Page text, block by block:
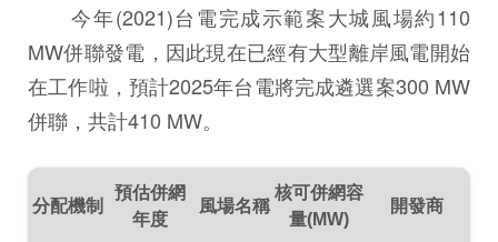
今年(2021)台電完成示範案大城風場約110
MW併聯發電，因此現在已經有大型離岸風電開始
在工作啦，預計2025年台電將完成遴選案300 MW
併聯，共計410 MW。
分配機制
預估併網
年度
風場名稱
核可併網容
量(MW)
開發商